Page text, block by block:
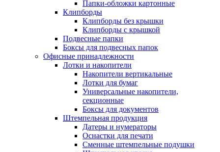
Папки-обложки картонные
Клипборды
Клипборды без крышки
Клипборды с крышкой
Подвесные папки
Боксы для подвесных папок
Офисные принадлежности
Лотки и накопители
Накопители вертикальные
Лотки для бумаг
Универсальные накопители,
секционные
Боксы для документов
Штемпельная продукция
Датеры и нумераторы
Оснастки для печати
Сменные штемпельные подушки